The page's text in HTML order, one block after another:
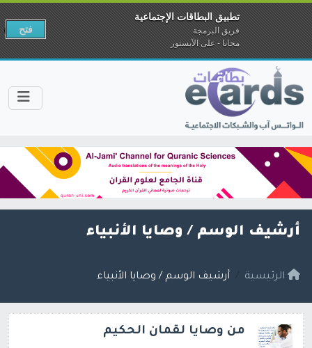
أرشيف الوسم / وصايا الأنبياء
الرئيسية أرشيف الوسم / وصايا الأنبياء
من وصايا لقمان الحكيم
تطبيق البطاقات الإجتماعية
فريق البرمجة
مجانا - على الآبستور
فتح